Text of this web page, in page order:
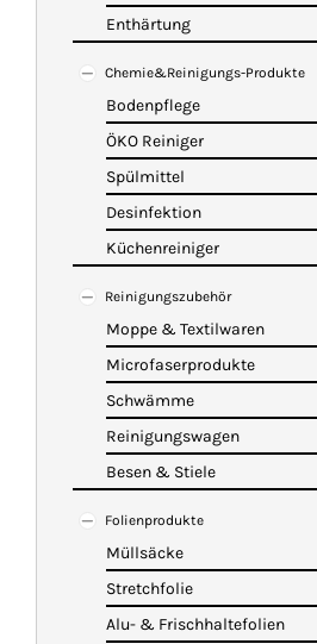
Enthärtung
Chemie&Reinigungs-Produkte
Bodenpflege
ÖKO Reiniger
Spülmittel
Desinfektion
Küchenreiniger
Reinigungszubehör
Moppe & Textilwaren
Microfaserprodukte
Schwämme
Reinigungswagen
Besen & Stiele
Folienprodukte
Müllsäcke
Stretchfolie
Alu- & Frischhaltefolien